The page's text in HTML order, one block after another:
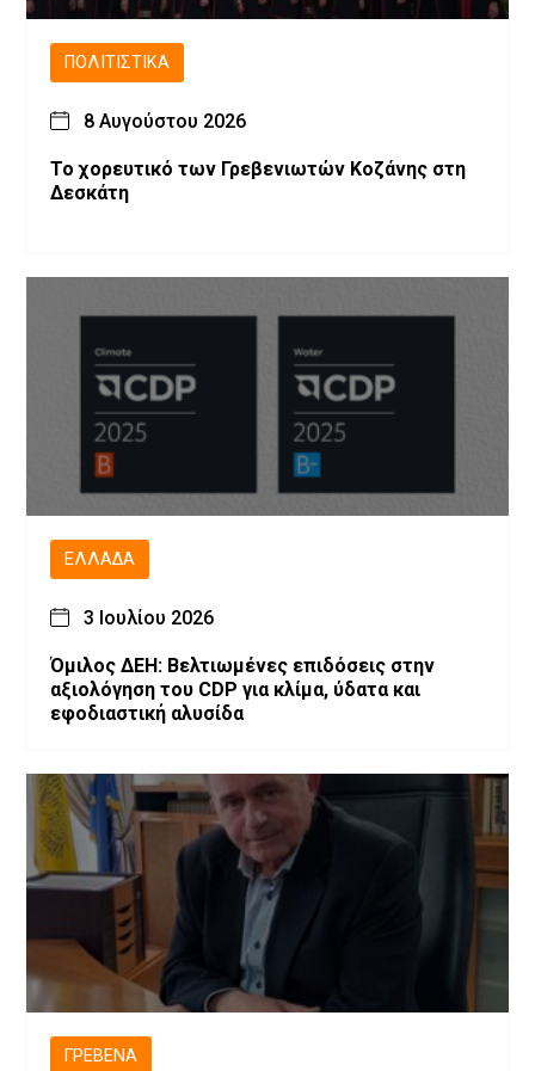
ΠΟΛΙΤΙΣΤΙΚΆ
8 Αυγούστου 2026
Το χορευτικό των Γρεβενιωτών Κοζάνης στη
Δεσκάτη
ΕΛΛΆΔΑ
3 Ιουλίου 2026
Όμιλος ΔΕΗ: Βελτιωμένες επιδόσεις στην
αξιολόγηση του CDP για κλίμα, ύδατα και
εφοδιαστική αλυσίδα
ΓΡΕΒΕΝΆ